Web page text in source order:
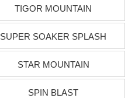
TIGOR MOUNTAIN
SUPER SOAKER SPLASH
STAR MOUNTAIN
SPIN BLAST